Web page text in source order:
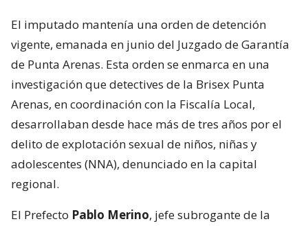
El imputado mantenía una orden de detención
vigente, emanada en junio del Juzgado de Garantía
de Punta Arenas. Esta orden se enmarca en una
investigación que detectives de la Brisex Punta
Arenas, en coordinación con la Fiscalía Local,
desarrollaban desde hace más de tres años por el
delito de explotación sexual de niños, niñas y
adolescentes (NNA), denunciado en la capital
regional.
El Prefecto Pablo Merino, jefe subrogante de la